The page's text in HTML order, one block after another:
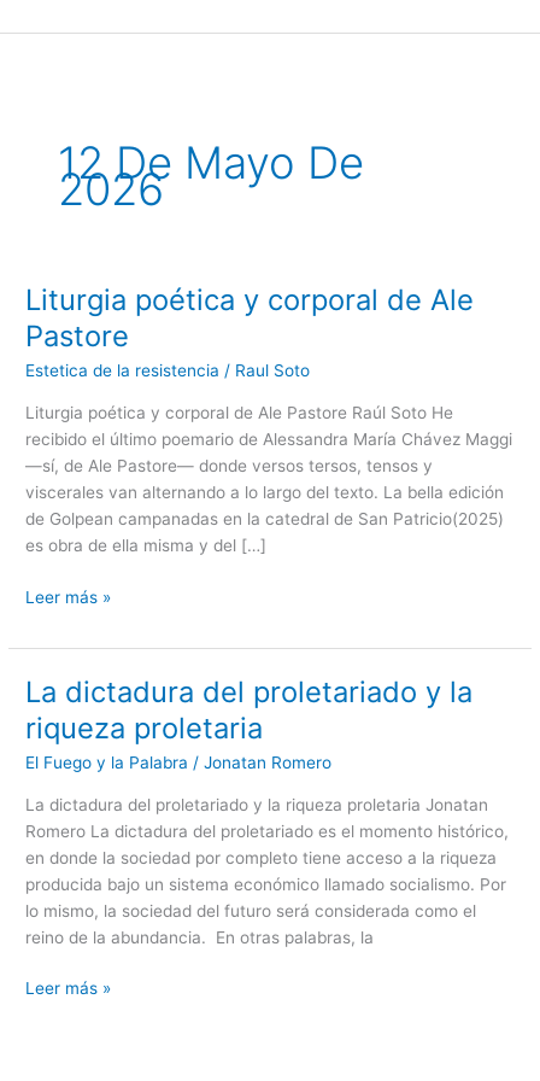
al
12 De Mayo De
2026
Liturgia poética y corporal de Ale
Pastore
Estetica de la resistencia / Raul Soto
Liturgia poética y corporal de Ale Pastore Raúl Soto He
recibido el último poemario de Alessandra María Chávez Maggi
—sí, de Ale Pastore— donde versos tersos, tensos y
viscerales van alternando a lo largo del texto. La bella edición
de Golpean campanadas en la catedral de San Patricio(2025)
es obra de ella misma y del […]
Liturgia
poética
y
corporal
Leer más »
La dictadura del proletariado y la
riqueza proletaria
El Fuego y la Palabra /Jonatan Romero
La dictadura del proletariado y la riqueza proletaria Jonatan
Romero La dictadura del proletariado es el momento histórico,
en donde la sociedad por completo tiene acceso a la riqueza
producida bajo un sistema económico llamado socialismo. Por
lo mismo, la sociedad del futuro será considerada como el
reino de la abundancia. En otras palabras, la
La
dictadura
del
proletariado
Leer más »